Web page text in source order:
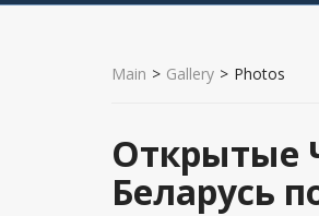
Main > Gallery > Photos
Открытые
Беларусь